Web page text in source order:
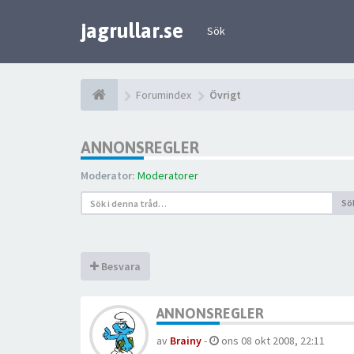
jagrullar.se Sök
Forumindex Övrigt
ANNONSREGLER
Moderator: Moderatorer
Besvara
ANNONSREGLER
av Brainy- ons 08 okt 2008, 22:11